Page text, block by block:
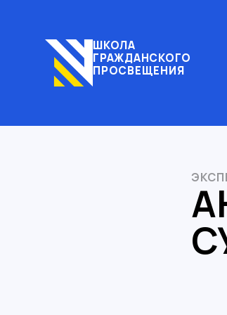
ШКОЛА
ГРАЖДАНСКОГО
ПРОСВЕЩЕНИЯ